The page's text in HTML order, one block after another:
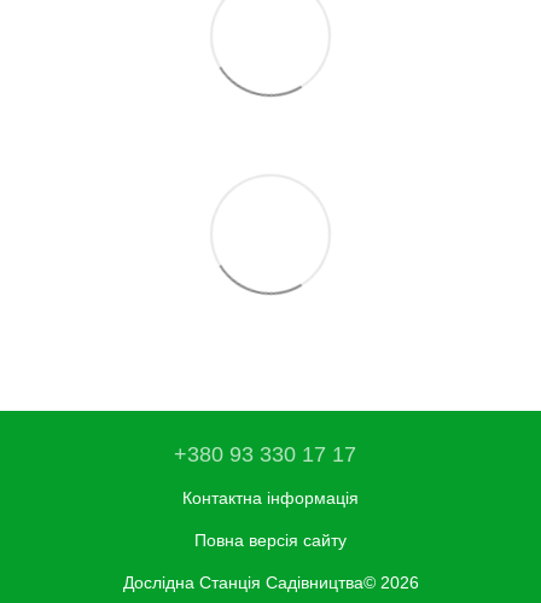
+380 93 330 17 17
Контактна інформація
Повна версія сайту
Дослідна Станція Садівництва© 2026